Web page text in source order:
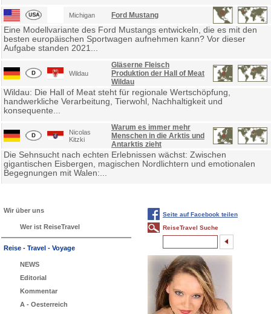
Michigan Ford Mustang
Eine Modellvariante des Ford Mustangs entwickeln, die es mit den
besten europäischen Sportwagen aufnehmen kann? Vor dieser
Aufgabe standen 2021...
Wildau
Gläserne Fleisch
Produktion der Hall of Meat
Wildau
Wildau: Die Hall of Meat steht für regionale Wertschöpfung,
handwerkliche Verarbeitung, Tierwohl, Nachhaltigkeit und
konsequente...
Nicolas
Kitzki
Warum es immer mehr
Menschen in die Arktis und
Antarktis zieht
Die Sehnsucht nach echten Erlebnissen wächst: Zwischen
gigantischen Eisbergen, magischen Nordlichtern und emotionalen
Begegnungen mit Walen:...
Wir über uns
Wer ist ReiseTravel
Reise - Travel - Voyage
NEWS
Editorial
Kommentar
A - Oesterreich
Seite auf Facebook teilen
ReiseTravel Suche